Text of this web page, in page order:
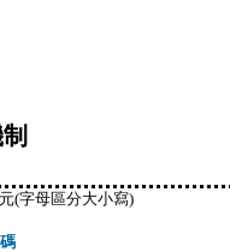
(字母區分大小寫)